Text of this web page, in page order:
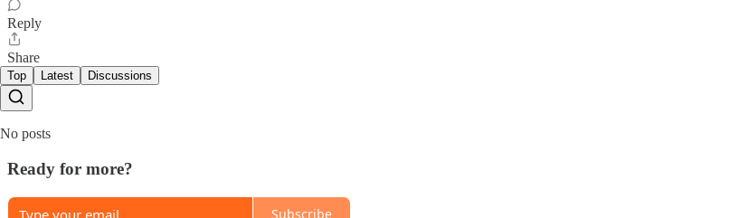
Reply
Share
Top Latest Discussions
No posts
Ready for more?
Subscribe